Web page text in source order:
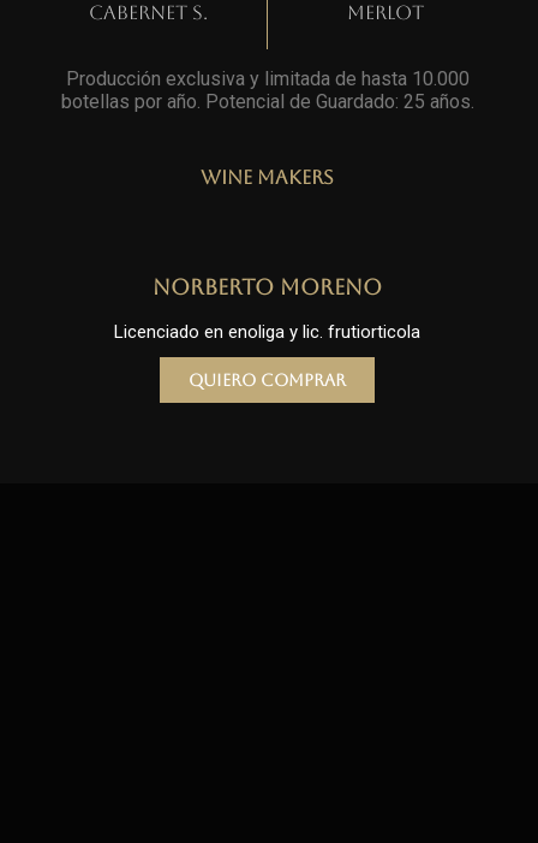
Cabernet S. Merlot
Producción exclusiva y limitada de hasta 10.000
botellas por año. Potencial de Guardado: 25 años
Wine Makers
Norberto Moreno
Licenciado en enoliga y lic. frutiorticola
Quiero comprar